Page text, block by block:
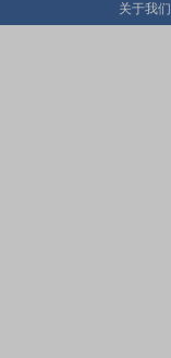
关于我们